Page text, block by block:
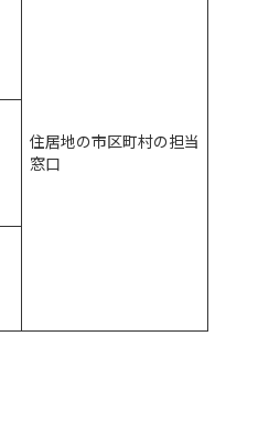
住居地の市区町村の担当
窓口